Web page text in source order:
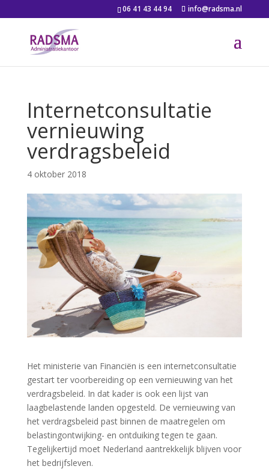
06 41 43 44 94 info@radsma.nl
Internetconsultatie
vernieuwing
verdragsbeleid
4 oktober 2018
Het ministerie van Financiën is een internetconsultatie
gestart ter voorbereiding op een vernieuwing van het
verdragsbeleid. In dat kader is ook een lijst van
laagbelastende landen opgesteld. De vernieuwing van
het verdragsbeleid past binnen de maatregelen om
belastingontwijking- en ontduiking tegen te gaan.
Tegelijkertijd moet Nederland aantrekkelijk blijven voor
het bedrijfsleven.